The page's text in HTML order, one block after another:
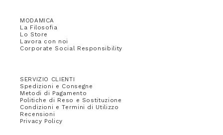
MODAMICA
La Filosofia
Lo Store
Lavora con noi
Corporate Social Responsibility
SERVIZIO CLIENTI
Spedizioni e Consegne
Metodi di Pagamento
Politiche di Reso e Sostituzione
Condizioni e Termini di Utilizzo
Recensioni
Privacy Policy